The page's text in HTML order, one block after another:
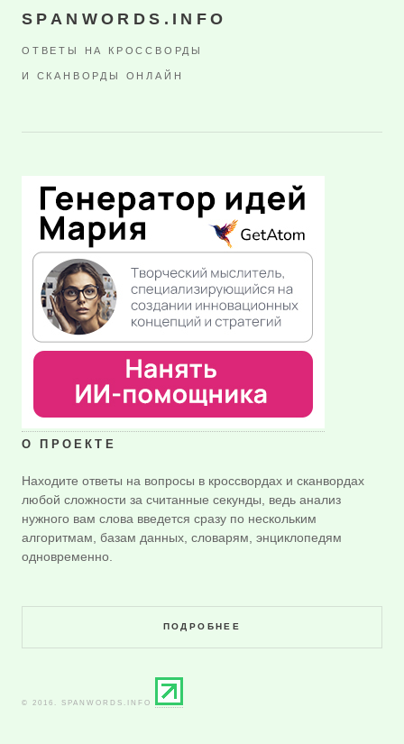
SPANWORDS.INFO
ОТВЕТЫ НА КРОССВОРДЫ
И СКАНВОРДЫ ОНЛАЙН
О ПРОЕКТЕ
Находите ответы на вопросы в кроссвордах и сканвордах
любой сложности за считанные секунды, ведь анализ
нужного вам слова введется сразу по нескольким
алгоритмам, базам данных, словарям, энциклопедям
одновременно.
ПОДРОБНЕЕ
© 2016. SPANWORDS.INFO